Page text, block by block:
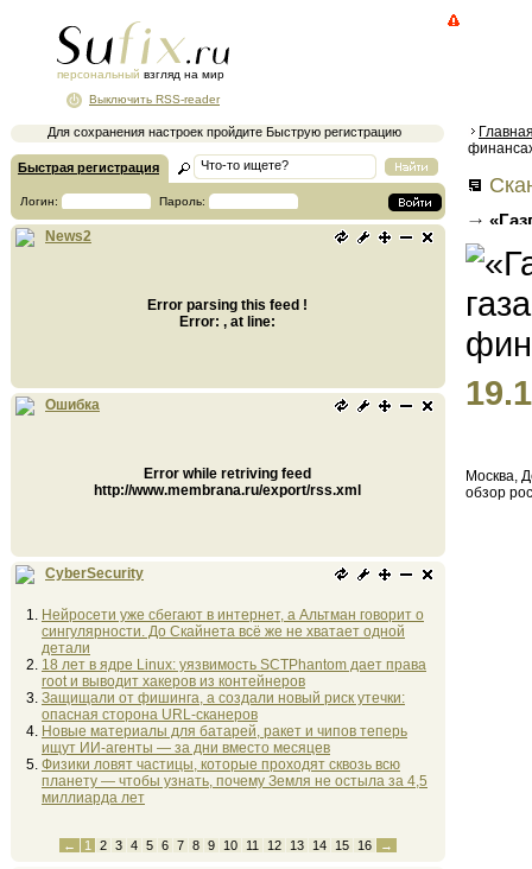
персональный взгляд на мир
Для сохранения настроек пройдите Быструю регистрацию
Выключить RSS-reader
Быстрая регистрация
Логин: Пароль:
News2
Error parsing this feed !
Error: , at line:
Ошибка
Error while retriving feed
http://www.membrana.ru/export/rss.xml
CyberSecurity
Нейросети уже сбегают в интернет, а Альтман говорит о
сингулярности. До Скайнета всё же не хватает одной
детали
18 лет в ядре Linux: уязвимость SCTPhantom дает права
root и выводит хакеров из контейнеров
Защищали от фишинга, а создали новый риск утечки:
опасная сторона URL-сканеров
Новые материалы для батарей, ракет и чипов теперь
ищут ИИ-агенты — за дни вместо месяцев
Физики ловят частицы, которые проходят сквозь всю
планету — чтобы узнать, почему Земля не остыла за 4,5
миллиарда лет
← 1 2 3 4 5 6 7 8 9 10 11 12 13 14 15 16 →
Москва,
обзор